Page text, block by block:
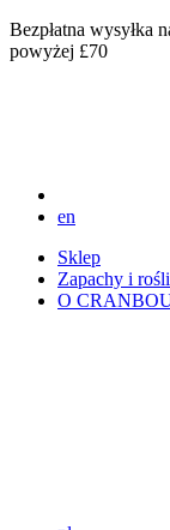
Bezpłatna wysyłka
powyżej £70
en
Sklep
Zapachy i
O